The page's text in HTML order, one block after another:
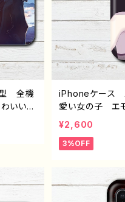
全機
わいい
い 景
ス 女
おす
フー
エイ
iPhoneケース
愛い女の子 エ
い メンヘラ ヤ
11 AQUOS
xy Android ア
気 イラスト
オリジナル デ
せ pattern22
¥2,600
3%OFF